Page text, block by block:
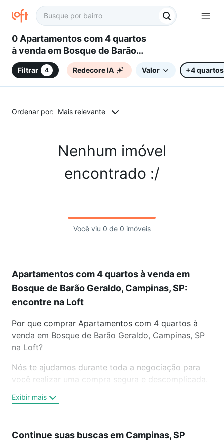
0 Apartamentos com 4 quartos
à venda em Bosque de Barão
Geraldo, Campinas, SP
Filtrar 4 Redecore IA Valor +4 quartos
Ordenar por: Mais relevante
Nenhum imóvel
encontrado :/
Você viu 0 de 0 imóveis
Apartamentos com 4 quartos à venda em
Bosque de Barão Geraldo, Campinas, SP:
encontre na Loft
Por que comprar Apartamentos com 4 quartos à
venda em Bosque de Barão Geraldo, Campinas, SP
na Loft?
Nós te ajudamos durante toda a negociação para
você realizar uma compra segura e descomplicada.
trabalho e do metrô, aqui você vai encontrar a
oferta ideal de Apartamentos com 4 quartos à
para conquistar seu sonho. Agende uma visita
Exibir mais
Continue suas buscas em Campinas, SP